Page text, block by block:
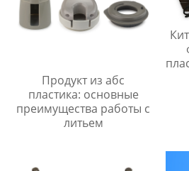
Продукт из абс
пластика: основные
преимущества работы с
литьем